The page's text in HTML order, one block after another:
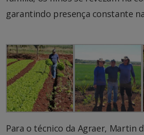
garantindo presença constante
Para o técnico da Agraer, Martin